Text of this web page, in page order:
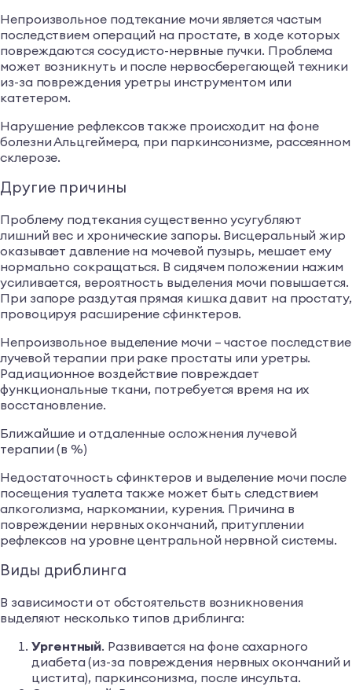
Непроизвольное подтекание мочи является частым
последствием операций на простате, в ходе которых
повреждаются сосудисто-нервные пучки. Проблема
может возникнуть и после нервосберегающей техники
из-за повреждения уретры инструментом или
катетером.
Нарушение рефлексов также происходит на фоне
болезни Альцгеймера, при паркинсонизме, рассеянном
склерозе.
Другие причины
Проблему подтекания существенно усугубляют
лишний вес и хронические запоры. Висцеральный жир
оказывает давление на мочевой пузырь, мешает ему
нормально сокращаться. В сидячем положении нажим
усиливается, вероятность выделения мочи повышается.
При запоре раздутая прямая кишка давит на простату,
провоцируя расширение сфинктеров.
Непроизвольное выделение мочи – частое последствие
лучевой терапии при раке простаты или уретры.
Радиационное воздействие повреждает
функциональные ткани, потребуется время на их
восстановление.
Ближайшие и отдаленные осложнения лучевой
терапии (в %)
Недостаточность сфинктеров и выделение мочи после
посещения туалета также может быть следствием
алкоголизма, наркомании, курения. Причина в
повреждении нервных окончаний, притуплении
рефлексов на уровне центральной нервной системы.
Виды дриблинга
В зависимости от обстоятельств возникновения
выделяют несколько типов дриблинга:
Ургентный. Развивается на фоне сахарного
диабета (из-за повреждения нервных окончаний и
цистита), паркинсонизма, после инсульта.